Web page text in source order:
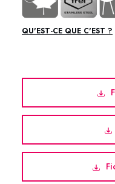
QU'EST-CE QUE C'EST ?